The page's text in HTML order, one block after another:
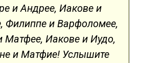
и Андрее, Иакове и
Филиппе и Варфоломее,
Матфее, Иакове и Иудо,
и Матфие! Услышите